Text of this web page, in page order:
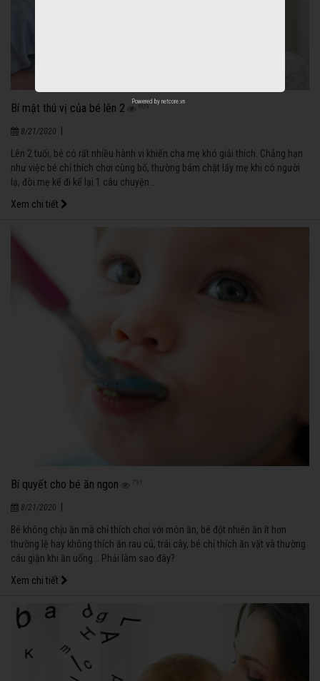
Bí mật thú vị của bé lên 2 809
8/21/2020
Lên 2 tuổi, bé có rất nhiều hành vi khiến cha mẹ khó giải thích. Chẳng hạn
như việc bé chỉ thích chơi cùng bố, thường bám chặt lấy mẹ khi có người
lạ, đòi mẹ kể đi kể lại 1 câu chuyện…
Xem chi tiết
Bí quyết cho bé ăn ngon 791
8/21/2020
Bé không chịu ăn mà chỉ thích chơi với món ăn, bé đột nhiên ăn ít hơn
thường lệ hay không thích ăn rau củ, trái cây, bé chỉ thích ăn vặt và thường
cáu giận khi ăn uống... Phải làm sao đây?
Xem chi tiết
Powered by netcore.vn